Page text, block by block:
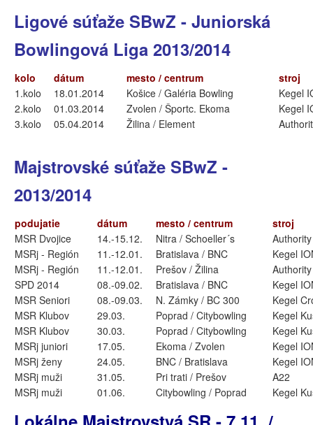
Ligové súťaže SBwZ - Juniorská
Bowlingová Liga 2013/2014
kolo dátum mesto / centrum
stroj
1.kolo
18.01.2014 Košice / Galéria Bowling
Kegel
2.kolo
01.03.2014 Zvolen / Športc. Ekoma
Kegel
3.kolo
05.04.2014 Žilina / Element
Majstrovské súťaže SBwZ -
2013/2014
podujatie dátum mesto / centrum
stroj
MSR Dvojice
14.-15.12. Nitra / Schoeller´s
MSRj - Región
11.-12.01. Bratislava / BNC
Kegel
MSRj - Región
11.-12.01. Prešov / Žilina
SPD 2014
08.-09.02. Bratislava / BNC
Kegel
MSR Seniori
08.-09.03. N. Zámky / BC 300
Kegel
MSR Klubov
29.03. Poprad / Citybowling
Kegel
MSR Klubov
30.03. Poprad / Citybowling
Kegel
MSRj juniori
17.05. Ekoma / Zvolen
Kegel
MSRj ženy
24.05. BNC / Bratislava
Kegel
MSRj muži
31.05. Pri trati / Prešov
A22
MSRj muži
01.06. Citybowling / Poprad Kegel